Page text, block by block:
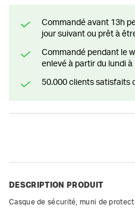
Commandé avant 13h pendant la semaine? Livré le
jour suivant ou prêt à
Commandé pendant le weekend? Livré ou prêt à être
enlevé à partir du lundi à
50.000 clients satisfaits
DESCRIPTION PRODUIT
Casque de sécurité, muni de